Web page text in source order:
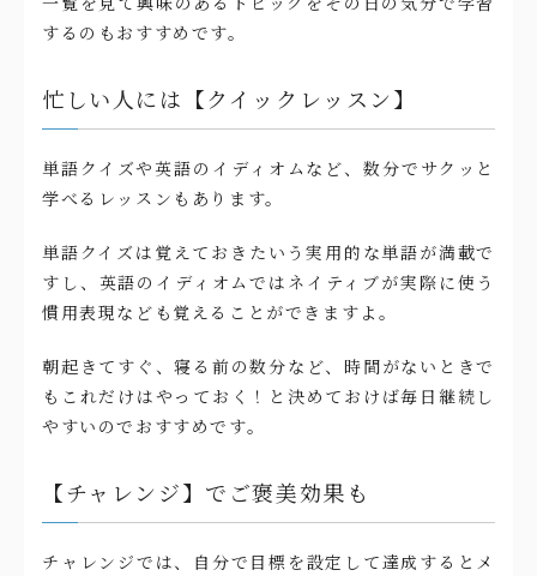
するのもおすすめです。
忙しい人には【クイックレッスン】
単語クイズや英語のイディオムなど、数分でサクッと
学べるレッスンもあります。
単語クイズは覚えておきたいう実用的な単語が満載で
すし、英語のイディオムではネイティブが実際に使う
慣用表現なども覚えることができますよ。
朝起きてすぐ、寝る前の数分など、時間がないときで
もこれだけはやっておく！と決めておけば毎日継続し
やすいのでおすすめです。
【チャレンジ】でご褒美効果も
チャレンジでは、自分で目標を設定して達成するとメ